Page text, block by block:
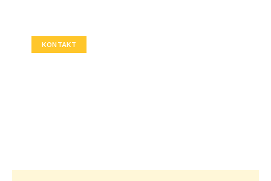
KONTAKT